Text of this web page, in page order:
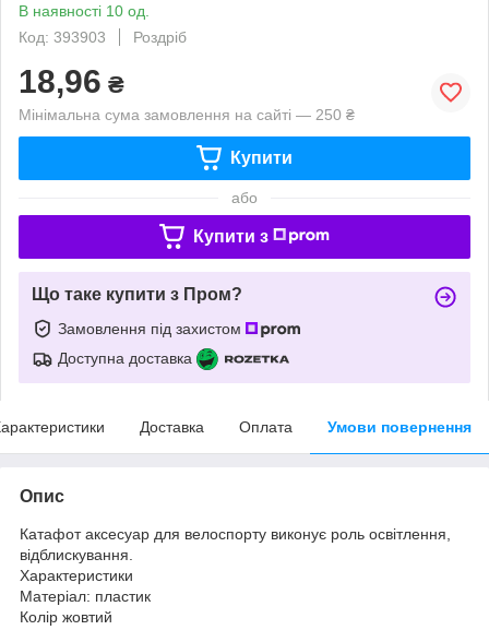
В наявності 10 од.
Код: 393903
Роздріб
18,96 ₴
Мінімальна сума замовлення на сайті — 250 ₴
Купити
або
Купити з
Що таке купити з Пром?
Замовлення під захистом
Доступна доставка
Доставка Оплата Умови повернення
Опис
Катафот аксесуар для велоспорту виконує роль освітлення,
відблискування.
Характеристики
Матеріал: пластик
Колір жовтий